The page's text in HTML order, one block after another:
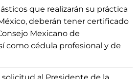
que realizarán su práctica
deberán tener certificado
Mexicano de
como cédula profesional y de